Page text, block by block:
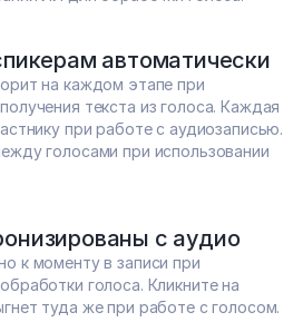
автоматически
на каждом этапе при
текста из голоса. Каждая
при работе с аудиозаписью.
голосами при использовании
с аудио
к моменту в записи при
голоса. Кликните на
туда же при работе с голосом.